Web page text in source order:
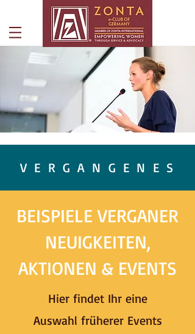
V E R G A N G E N E S
BEISPIELE VERGANER
NEUIGKEITEN,
AKTIONEN & EVENTS
Hier findet Ihr eine
Auswahl früherer Events